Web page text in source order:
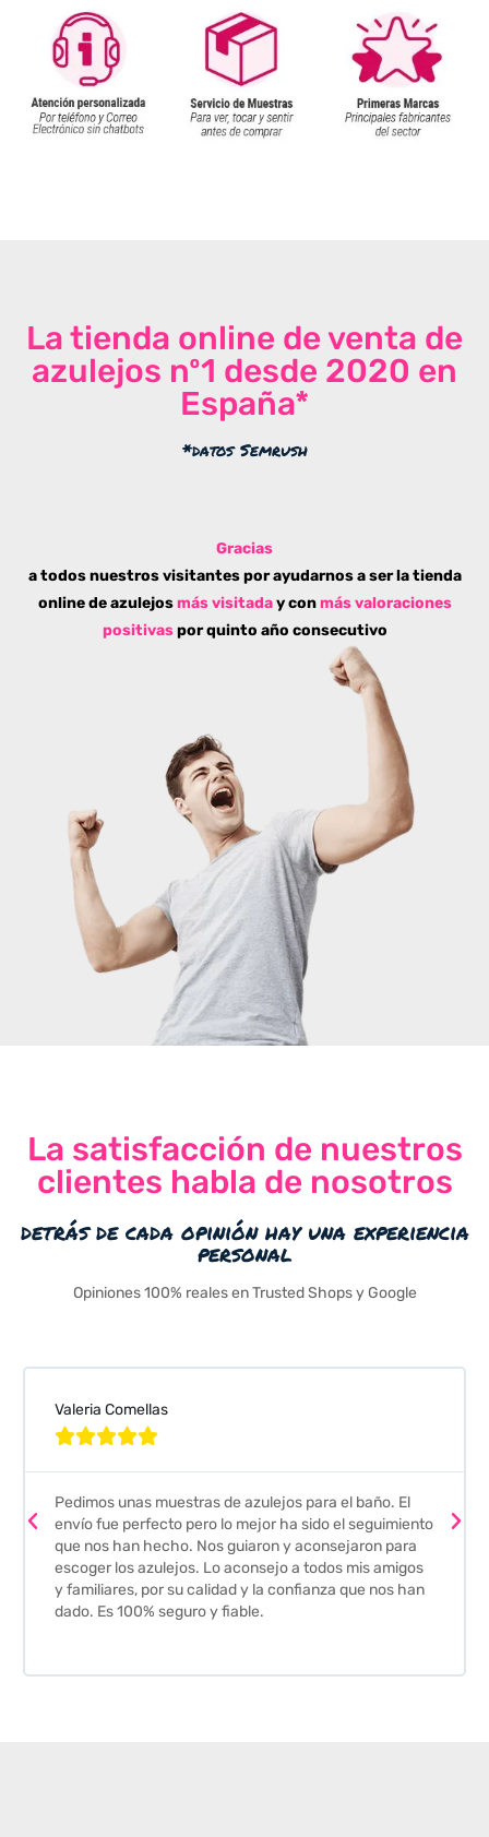
La tienda online de venta de
azulejos nº1 desde 2020 en
España*
*datos Semrush
Gracias
a todos nuestros visitantes por ayudarnos a ser la tienda
online de azulejos más visitaday conmás valoraciones
positivaspor quinto año consecutivo
La satisfacción de nuestros
clientes habla de nosotros
detrás de cada opinión hay una experiencia
personal
Opiniones 100% reales en Trusted Shops y Google
Valeria Comellas

Pedimos unas muestras de azulejos para el baño. El
envío fue perfecto pero lo mejor ha sido el seguimiento
que nos han hecho. Nos guiaron y aconsejaron para
escoger los azulejos. Lo aconsejo a todos mis amigos
y familiares, por su calidad y la confianza que nos han
dado. Es 100% seguro y fiable.